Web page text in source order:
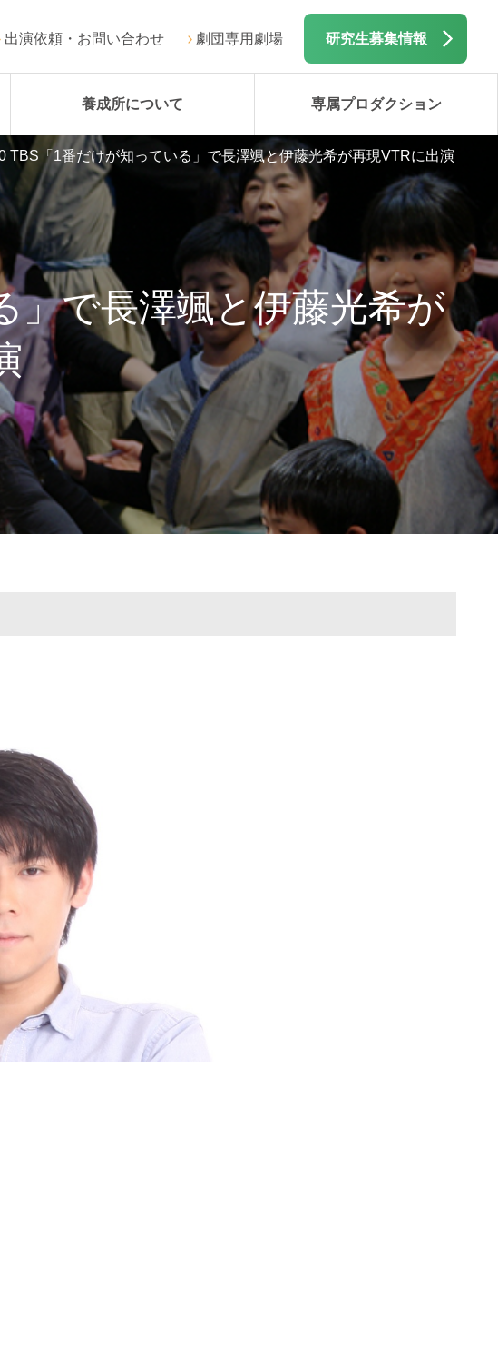
出演依頼・お問い合わせ 劇団専用劇場 研究生募集情報
養成所について 専属プロダクション
」で長澤颯と伊藤光希が
TBS「1番だけが知っている」で長澤颯と伊藤光希が再現VTRに出演